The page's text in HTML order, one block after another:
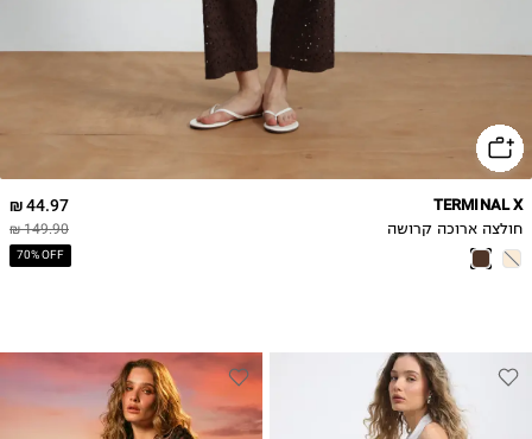
44.97 ₪
149.90 ₪
70% OFF
TERMINAL X
חולצה ארוכה קרושה